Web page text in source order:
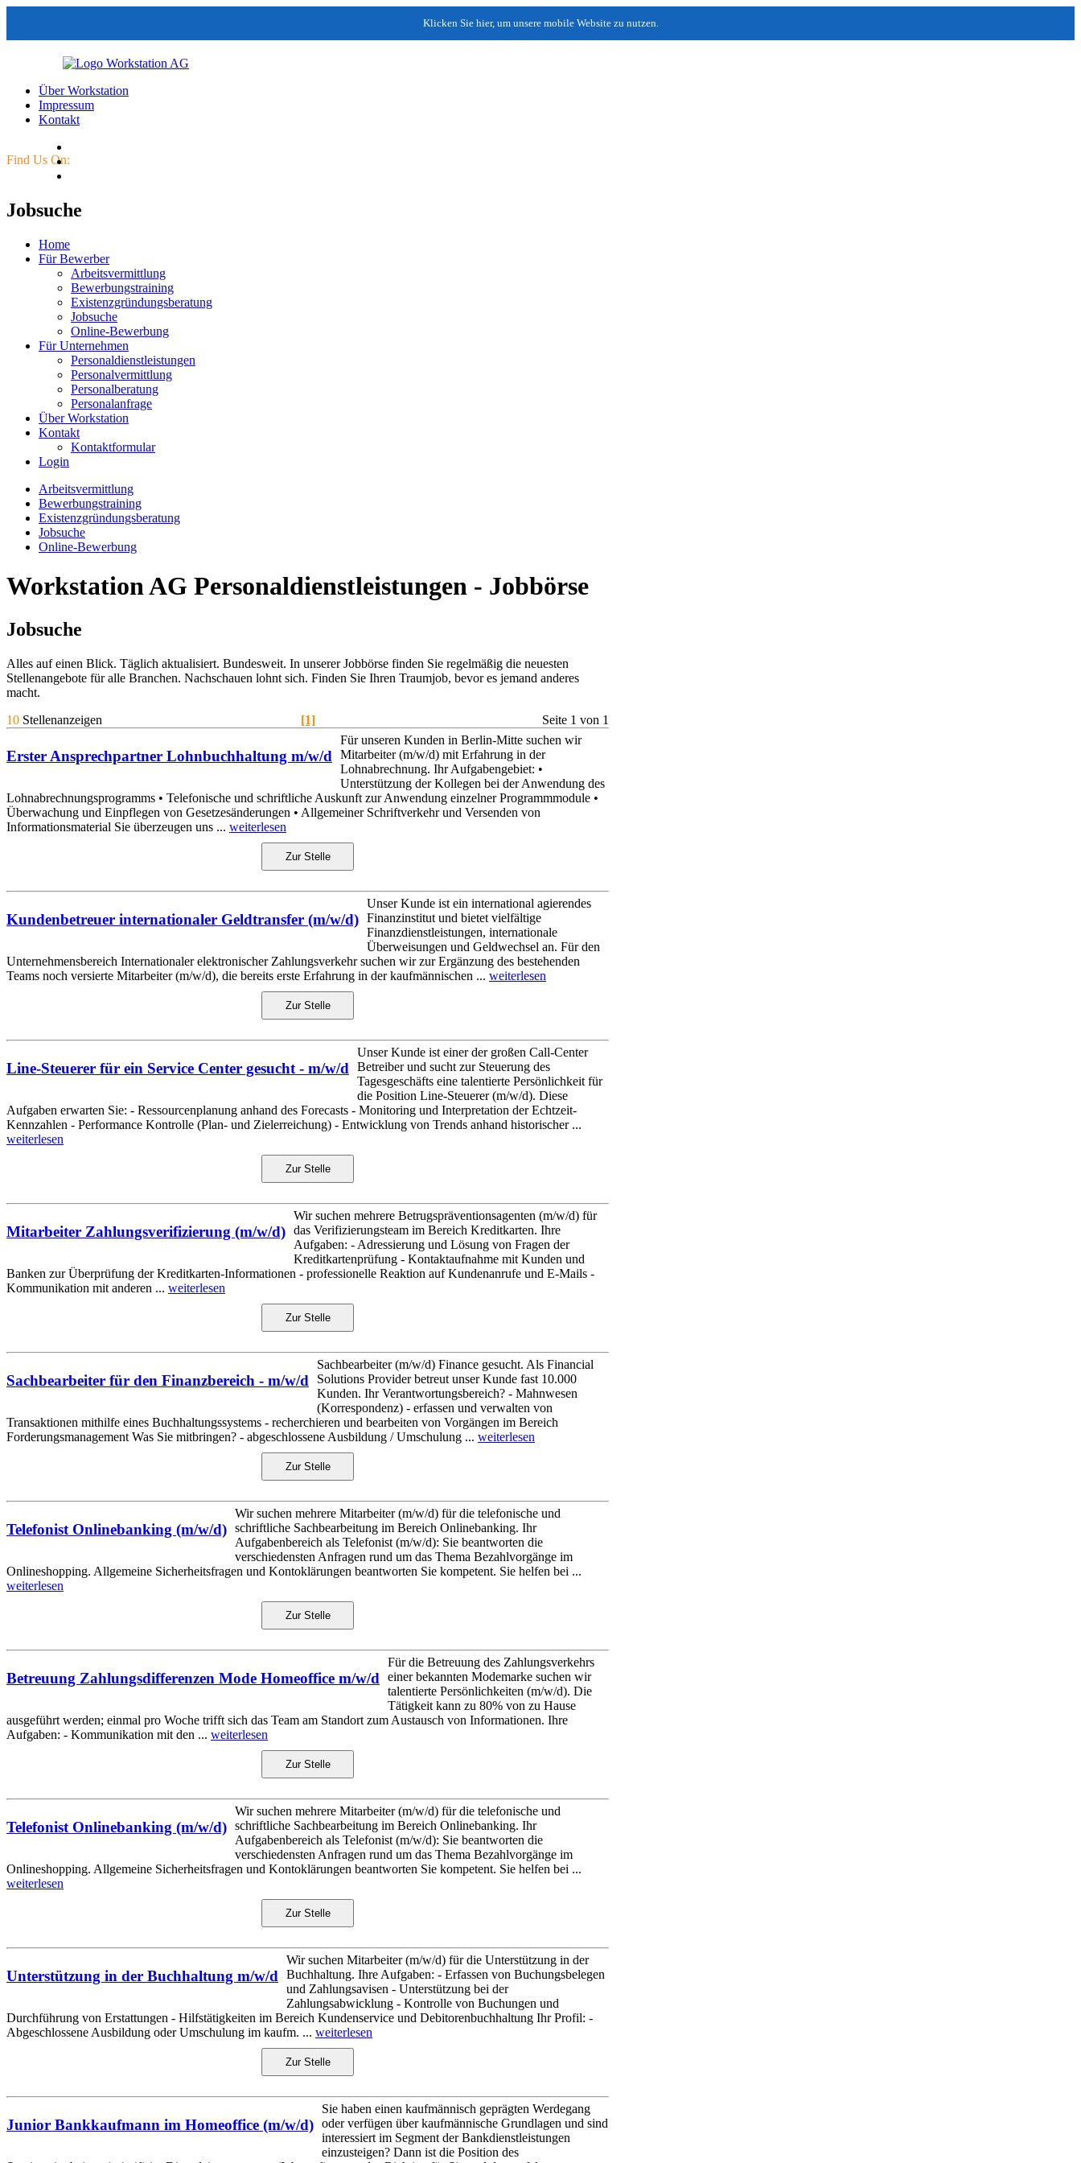
Klicken Sie hier, um unsere mobile Website zu nutzen.
Über Workstation
Impressum
Kontakt
Find Us On:
Jobsuche
Home
Für Bewerber
Arbeitsvermittlung
Bewerbungstraining
Existenzgründungsberatung
Jobsuche
Online-Bewerbung
Für Unternehmen
Personaldienstleistungen
Personalvermittlung
Personalberatung
Personalanfrage
Über Workstation
Kontakt
Kontaktformular
Login
Arbeitsvermittlung
Bewerbungstraining
Existenzgründungsberatung
Jobsuche
Online-Bewerbung
Workstation AG Personaldienstleistungen - Jobbörse
Jobsuche
Alles auf einen Blick. Täglich aktualisiert. Bundesweit. In unserer Jobbörse finden Sie regelmäßig die neuesten
Stellenangebote für alle Branchen. Nachschauen lohnt sich. Finden Sie Ihren Traumjob, bevor es jemand anderes
macht.
10 Stellenanzeigen [1] Seite 1 von 1
Erster Ansprechpartner Lohnbuchhaltung m/w/d
Für unseren Kunden in Berlin-Mitte suchen wir
Mitarbeiter (m/w/d) mit Erfahrung in der
Lohnabrechnung. Ihr Aufgabengebiet: •
Unterstützung der Kollegen bei der Anwendung des
Lohnabrechnungsprogramms • Telefonische und schriftliche Auskunft zur Anwendung einzelner Programmmodule •
Überwachung und Einpflegen von Gesetzesänderungen • Allgemeiner Schriftverkehr und Versenden von
Informationsmaterial Sie überzeugen uns ... weiterlesen
Zur Stelle
Kundenbetreuer internationaler Geldtransfer (m/w/d)
Unser Kunde ist ein international agierendes
Finanzinstitut und bietet vielfältige
Finanzdienstleistungen, internationale
Überweisungen und Geldwechsel an. Für den
Unternehmensbereich Internationaler elektronischer Zahlungsverkehr suchen wir zur Ergänzung des bestehenden
Teams noch versierte Mitarbeiter (m/w/d), die bereits erste Erfahrung in der kaufmännischen ... weiterlesen
Zur Stelle
Line-Steuerer für ein Service Center gesucht - m/w/d
Unser Kunde ist einer der großen Call-Center
Betreiber und sucht zur Steuerung des
Tagesgeschäfts eine talentierte Persönlichkeit für
die Position Line-Steuerer (m/w/d). Diese
Aufgaben erwarten Sie: - Ressourcenplanung anhand des Forecasts - Monitoring und Interpretation der Echtzeit-
Kennzahlen - Performance Kontrolle (Plan- und Zielerreichung) - Entwicklung von Trends anhand historischer ...
weiterlesen
Zur Stelle
Mitarbeiter Zahlungsverifizierung (m/w/d)
Wir suchen mehrere Betrugspräventionsagenten (m/w/d) für
das Verifizierungsteam im Bereich Kreditkarten. Ihre
Aufgaben: - Adressierung und Lösung von Fragen der
Kreditkartenprüfung - Kontaktaufnahme mit Kunden und
Banken zur Überprüfung der Kreditkarten-Informationen - professionelle Reaktion auf Kundenanrufe und E-Mails -
Kommunikation mit anderen ... weiterlesen
Zur Stelle
Sachbearbeiter für den Finanzbereich - m/w/d
Sachbearbeiter (m/w/d) Finance gesucht. Als Financial
Solutions Provider betreut unser Kunde fast 10.000
Kunden. Ihr Verantwortungsbereich? - Mahnwesen
(Korrespondenz) - erfassen und verwalten von
Transaktionen mithilfe eines Buchhaltungssystems - recherchieren und bearbeiten von Vorgängen im Bereich
Forderungsmanagement Was Sie mitbringen? - abgeschlossene Ausbildung / Umschulung ... weiterlesen
Zur Stelle
Telefonist Onlinebanking (m/w/d)
Wir suchen mehrere Mitarbeiter (m/w/d) für die telefonische und
schriftliche Sachbearbeitung im Bereich Onlinebanking. Ihr
Aufgabenbereich als Telefonist (m/w/d): Sie beantworten die
verschiedensten Anfragen rund um das Thema Bezahlvorgänge im
Onlineshopping. Allgemeine Sicherheitsfragen und Kontoklärungen beantworten Sie kompetent. Sie helfen bei ...
weiterlesen
Zur Stelle
Betreuung Zahlungsdifferenzen Mode Homeoffice m/w/d
Für die Betreuung des Zahlungsverkehrs
einer bekannten Modemarke suchen wir
talentierte Persönlichkeiten (m/w/d). Die
Tätigkeit kann zu 80% von zu Hause
ausgeführt werden; einmal pro Woche trifft sich das Team am Standort zum Austausch von Informationen. Ihre
Aufgaben: - Kommunikation mit den ... weiterlesen
Zur Stelle
Telefonist Onlinebanking (m/w/d)
Wir suchen mehrere Mitarbeiter (m/w/d) für die telefonische und
schriftliche Sachbearbeitung im Bereich Onlinebanking. Ihr
Aufgabenbereich als Telefonist (m/w/d): Sie beantworten die
verschiedensten Anfragen rund um das Thema Bezahlvorgänge im
Onlineshopping. Allgemeine Sicherheitsfragen und Kontoklärungen beantworten Sie kompetent. Sie helfen bei ...
weiterlesen
Zur Stelle
Unterstützung in der Buchhaltung m/w/d
Wir suchen Mitarbeiter (m/w/d) für die Unterstützung in der
Buchhaltung. Ihre Aufgaben: - Erfassen von Buchungsbelegen
und Zahlungsavisen - Unterstützung bei der
Zahlungsabwicklung - Kontrolle von Buchungen und
Durchführung von Erstattungen - Hilfstätigkeiten im Bereich Kundenservice und Debitorenbuchhaltung Ihr Profil: -
Abgeschlossene Ausbildung oder Umschulung im kaufm. ... weiterlesen
Zur Stelle
Junior Bankkaufmann im Homeoffice (m/w/d)
Sie haben einen kaufmännisch geprägten Werdegang
oder verfügen über kaufmännische Grundlagen und sind
interessiert im Segment der Bankdienstleistungen
einzusteigen? Dann ist die Position des